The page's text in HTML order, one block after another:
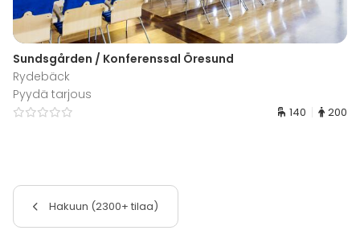
Sundsgården / Konferenssal Öresund
Rydebäck
Pyydä tarjous
140 200
Hakuun (2300+ tilaa)